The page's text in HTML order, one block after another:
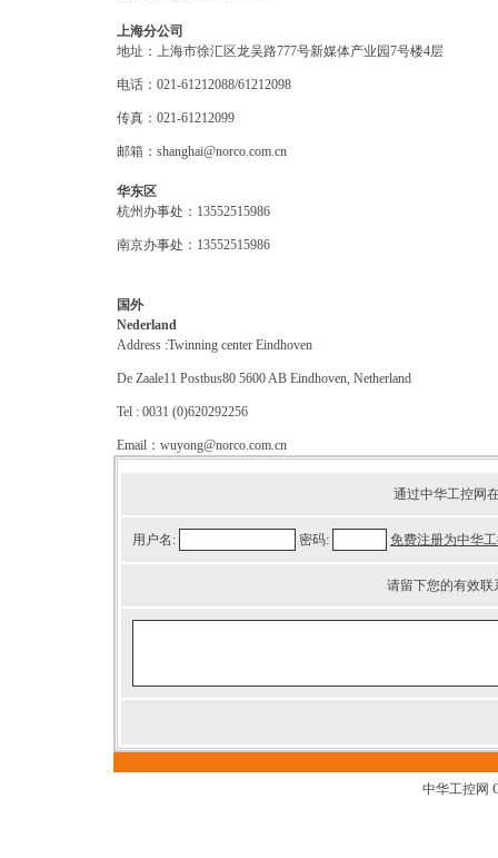
上海分公司
地址：上海市徐汇区龙吴路777号新媒体产业园7号楼4层
电话：021-61212088/61212098
传真：021-61212099
邮箱：shanghai@norco.com.cn
华东区
杭州办事处：13552515986
南京办事处：13552515986
国外
Nederland
Address :Twinning center Eindhoven
De Zaale11 Postbus80 5600 AB Eindhoven, Netherland
Tel : 0031 (0)620292256
Email：wuyong@norco.com.cn
通过中华工控网
用户名: 密码: 免费注册为中华
请留下您的有效
中华工控网